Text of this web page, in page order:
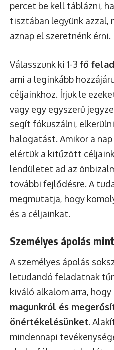
percet be kell táblázni,
tisztában legyünk azzal,
aznap el szeretnénk érni.
Válasszunk ki 1-3 fő
ami a leginkább
céljainkhoz. Írjuk le
vagy egy egyszerű
segít fókuszálni,
halogatást. Amikor a
elértük a kitűzött
lendületet ad az
további fejlődésre. A
megmutatja, hogy
és a céljainkat.
Személyes ápolás
A személyes ápolás
letudandó feladatnak
kiváló alkalom arra, hogy
magunkról és
önértékelésünket.
mindennapi